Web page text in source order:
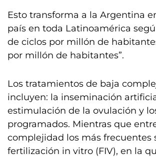
Esto transforma a la Argentina
país en toda Latinoamérica
de ciclos por millón de
por millón de habitantes”.
Los tratamientos de baja
incluyen: la inseminación
estimulación de la ovulación y
programados. Mientras que
complejidad los más frecuentes
fertilización in vitro (FIV), en la